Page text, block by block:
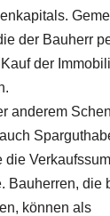
der Bauherr
der
anderem
die
Bauherren, die
können als